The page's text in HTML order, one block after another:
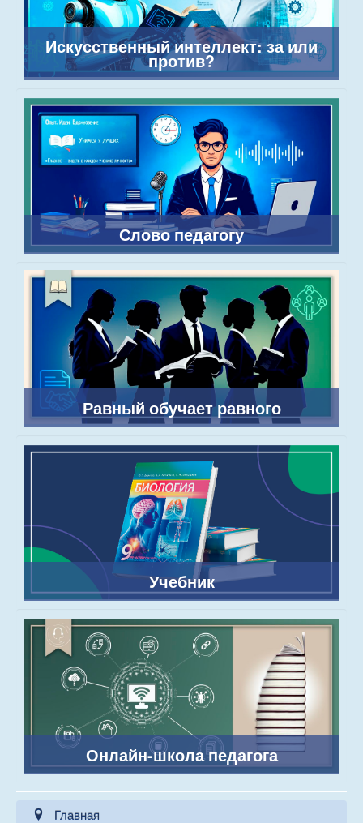
Искусственный интеллект: за или
против?
Слово педагогу
Равный обучает равного
Учебник
Онлайн-школа педагога
Главная